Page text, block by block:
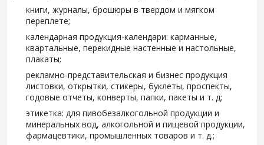
книги, журналы, брошюры в твердом и мягком
переплете;
календарная продукция-календари: карманные,
квартальные, перекидные настенные и настольные,
плакаты;
рекламно-представительская и бизнес продукция
листовки, открытки, стикеры, буклеты, проспекты,
годовые отчеты, конверты, папки, пакеты и т. д;
этикетка: для пивобезалкогольной продукции и
минеральных вод, алкогольной и пищевой продукции,
фармацевтики, промышленных товаров и т. д.;